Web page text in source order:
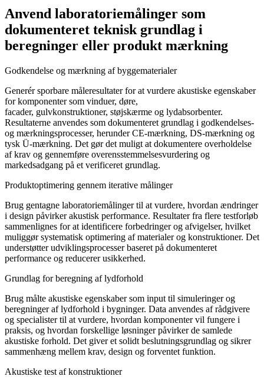
Anvend laboratoriemålinger som
dokumenteret teknisk grundlag i
beregninger eller produkt mærkning
Godkendelse og mærkning af byggematerialer
Generér sporbare måleresultater for at vurdere akustiske egenskaber
for komponenter som vinduer, døre,
facader, gulvkonstruktioner, støjskærme og lydabsorbenter.
Resultaterne anvendes som dokumenteret grundlag i godkendelses-
og mærkningsprocesser, herunder CE-mærkning, DS-mærkning og
tysk Ü-mærkning. Det gør det muligt at dokumentere overholdelse
af krav og gennemføre overensstemmelsesvurdering og
markedsadgang på et verificeret grundlag.
Produktoptimering gennem iterative målinger
Brug gentagne laboratoriemålinger til at vurdere, hvordan ændringer
i design påvirker akustisk performance. Resultater fra flere testforløb
sammenlignes for at identificere forbedringer og afvigelser, hvilket
muliggør systematisk optimering af materialer og konstruktioner. Det
understøtter udviklingsprocesser baseret på dokumenteret
performance og reducerer usikkerhed.
Grundlag for beregning af lydforhold
Brug målte akustiske egenskaber som input til simuleringer og
beregninger af lydforhold i bygninger. Data anvendes af rådgivere
og specialister til at vurdere, hvordan komponenter vil fungere i
praksis, og hvordan forskellige løsninger påvirker de samlede
akustiske forhold. Det giver et solidt beslutningsgrundlag og sikrer
sammenhæng mellem krav, design og forventet funktion.
Akustiske test af konstruktioner